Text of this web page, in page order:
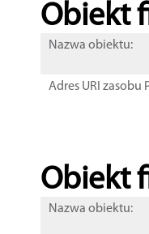
Obiekt
Nazwa obiektu:
Adres URI zasobu
Obiekt
Nazwa obiektu: